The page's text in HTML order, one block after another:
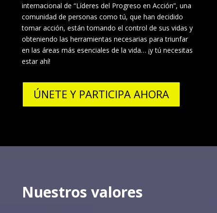
internacional de “Líderes del Progreso en Acción”, una
comunidad de personas como tú, que han decidido
tomar acción, están tomando el control de sus vidas y
obteniendo las herramientas necesarias para triunfar
en las áreas más esenciales de la vida… ¡y tú necesitas
estar ahí!
ÚNETE Y PARTICIPA AHORA
Nuestros valores